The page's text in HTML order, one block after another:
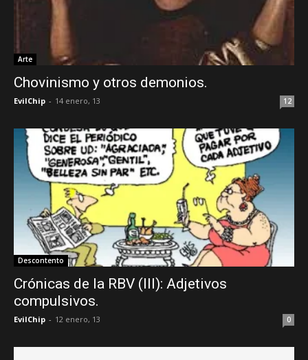
Arte
Chovinismo y otros demonios.
EvilChip - 14 enero, 13 12
Descontento
Crónicas de la RBV (III): Adjetivos
compulsivos.
EvilChip - 12 enero, 13 0